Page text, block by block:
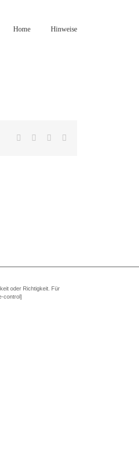
Home Hinweise
Facebook
TwitterLinkedIn
oder Richtigkeit. Für
control]